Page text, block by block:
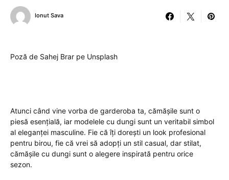
Ionut Sava
Poză de Sahej Brar pe Unsplash
Atunci când vine vorba de garderoba ta, cămășile sunt o
piesă esențială, iar modelele cu dungi sunt un veritabil simbol
al eleganței masculine. Fie că îți dorești un look profesional
pentru birou, fie că vrei să adopți un stil casual, dar stilat,
cămășile cu dungi sunt o alegere inspirată pentru orice
sezon.